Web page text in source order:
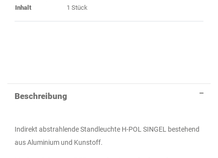
Inhalt
1 Stück
Beschreibung
Indirekt abstrahlende Standleuchte H-POL SINGEL bestehend
aus Aluminium und Kunstoff.